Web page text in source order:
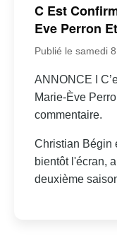
C Est
Eve Perron
Publié le samedi
ANNONCE I
Marie-Ève
commentaire.
Christian Bégin
bientôt l'écran,
deuxième